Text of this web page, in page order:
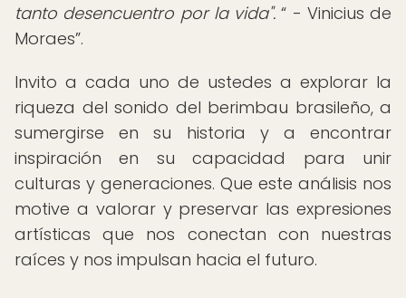
tanto desencuentro por la vida".
- Vinicius de
Moraes .
Invito a cada uno de ustedes a explorar la
riqueza del sonido del berimbau brasileño, a
sumergirse en su historia y a encontrar
inspiración en su capacidad para unir
culturas y generaciones. Que este análisis nos
motive a valorar y preservar las expresiones
artísticas que nos conectan con nuestras
raíces y nos impulsan hacia el futuro.